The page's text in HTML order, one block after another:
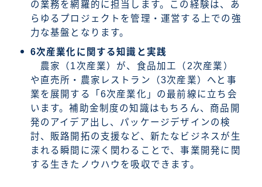
の業務を網羅的に担当します。この経験は、あ
らゆるプロジェクトを管理・運営する上での強
力な基盤となります。
6次産業化に関する知識と実践
農家（1次産業）が、食品加工（2次産業）
や直売所・農家レストラン（3次産業）へと事
業を展開する「6次産業化」の最前線に立ち会
います。補助金制度の知識はもちろん、商品開
発のアイデア出し、パッケージデザインの検
討、販路開拓の支援など、新たなビジネスが生
まれる瞬間に深く関わることで、事業開発に関
する生きたノウハウを吸収できます。